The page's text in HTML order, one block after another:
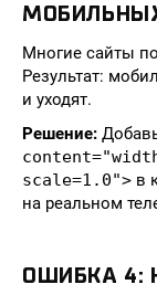
Многие сайты
Результат:
и уходят.
Решение:
scale=1.0"> в
на реальном
ОШИБКА 4: